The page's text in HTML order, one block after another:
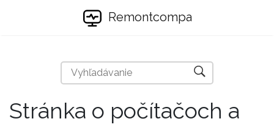
Remontcompa
Stránka o počítačoch a